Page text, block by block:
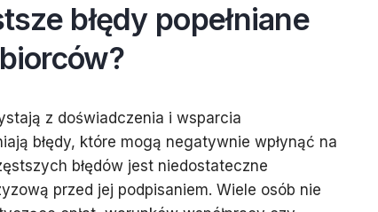
błędy popełniane
z doświadczenia i wsparcia
błędy, które mogą negatywnie wpłynąć na
błędów jest niedostateczne
przed jej podpisaniem. Wiele osób nie